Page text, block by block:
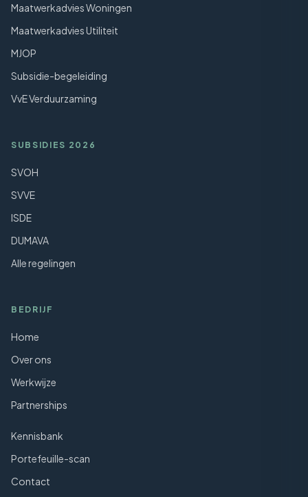
Maatwerkadvies Woningen
Maatwerkadvies Utiliteit
MJOP
Subsidie-begeleiding
VvE Verduurzaming
SUBSIDIES 2026
SVOH
SVVE
ISDE
DUMAVA
Alle regelingen
BEDRIJF
Home
Over ons
Werkwijze
Partnerships
Kennisbank
Portefeuille-scan
Contact